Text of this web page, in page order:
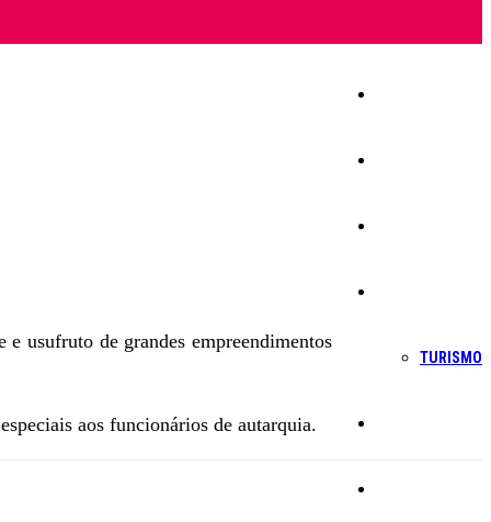
TURISMO
usufruto de grandes empreendimentos
aos funcionários de autarquia.